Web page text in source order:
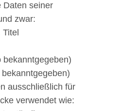
Daten seiner
zwar:
bekanntgegeben)
ausschließlich für
verwendet wie: